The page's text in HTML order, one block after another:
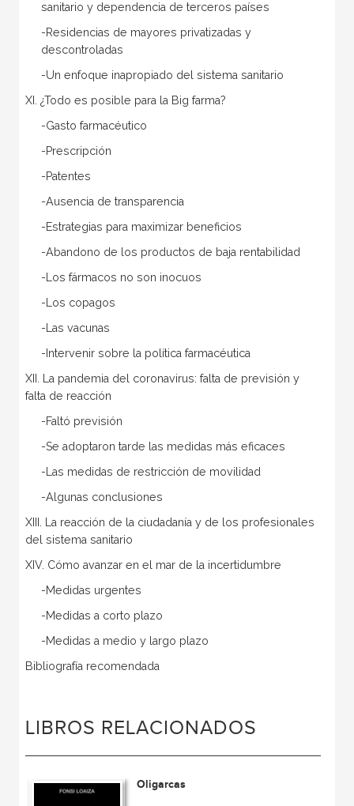
sanitario y dependencia de terceros países
-Residencias de mayores privatizadas y
descontroladas
-Un enfoque inapropiado del sistema sanitario
XI. ¿Todo es posible para la Big farma?
-Gasto farmacéutico
-Prescripción
-Patentes
-Ausencia de transparencia
-Estrategias para maximizar beneficios
-Abandono de los productos de baja rentabilidad
-Los fármacos no son inocuos
-Los copagos
-Las vacunas
-Intervenir sobre la política farmacéutica
XII. La pandemia del coronavirus: falta de previsión y
falta de reacción
-Faltó previsión
-Se adoptaron tarde las medidas más eficaces
-Las medidas de restricción de movilidad
-Algunas conclusiones
XIII. La reacción de la ciudadanía y de los profesionales
del sistema sanitario
XIV. Cómo avanzar en el mar de la incertidumbre
-Medidas urgentes
-Medidas a corto plazo
-Medidas a medio y largo plazo
Bibliografía recomendada
LIBROS RELACIONADOS
Oligarcas